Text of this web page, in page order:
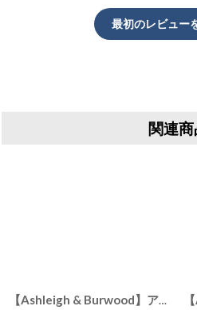
最初のレビュー
関連
【Ashleigh & Burwood】アシュレイ＆バーウッド 消臭 フレグランスランプS タヒチアンサンセット Tahitian Sunset ハンドメイド イギリス製